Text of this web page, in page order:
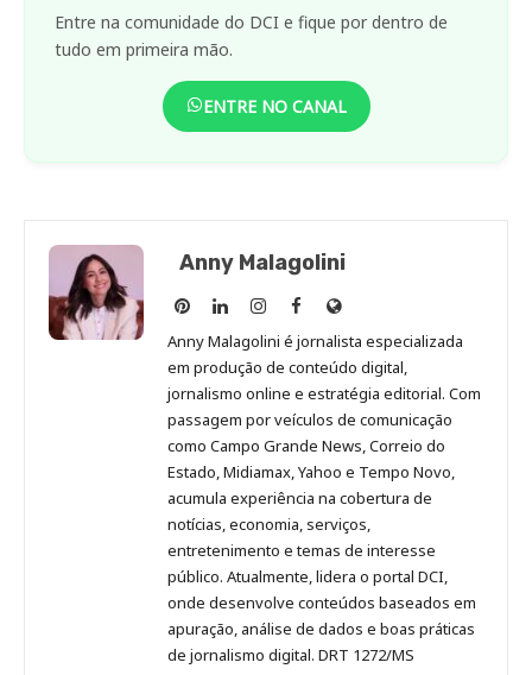
Entre na comunidade do DCI e fique por dentro de
tudo em primeira mão.
ENTRE NO CANAL
Anny Malagolini
Anny
Malagolini
no
Pinterest
Anny
Malagolini
no
LinkedIn
Anny
Malagolini
no
Instagram
Anny
Malagolini
no
Facebook
Site
de
Anny
Malagolini
Anny Malagolini é jornalista especializada
em produção de conteúdo digital,
jornalismo online e estratégia editorial. Com
passagem por veículos de comunicação
como Campo Grande News, Correio do
Estado, Midiamax, Yahoo e Tempo Novo,
acumula experiência na cobertura de
notícias, economia, serviços,
entretenimento e temas de interesse
público. Atualmente, lidera o portal DCI,
onde desenvolve conteúdos baseados em
apuração, análise de dados e boas práticas
de jornalismo digital. DRT 1272/MS